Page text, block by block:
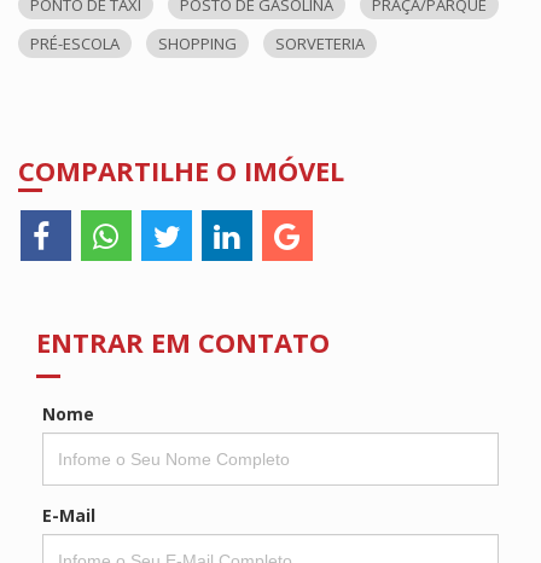
PONTO DE TAXI
POSTO DE GASOLINA
PRAÇA/PARQUE
PRÉ-ESCOLA
SHOPPING SORVETERIA
COMPARTILHE O IMÓVEL
ENTRAR EM CONTATO
Nome
E-Mail